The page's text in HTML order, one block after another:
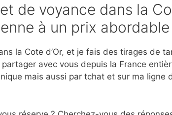
de voyance dans la
à un prix abordable
la Cote d’Or, et je fais des tirages de
avec vous depuis la France
mais aussi par tchat et sur ma ligne